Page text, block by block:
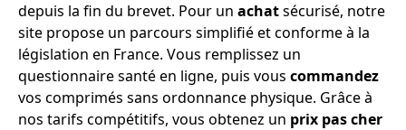
depuis la fin du brevet. Pour un achatsécurisé, notre
site propose un parcours simplifié et conforme à la
législation en France. Vous remplissez un
questionnaire santé en ligne, puis vous commandez
vos comprimés sans ordonnance physique. Grâce à
nos tarifs compétitifs, vous obtenez un prix pas cher